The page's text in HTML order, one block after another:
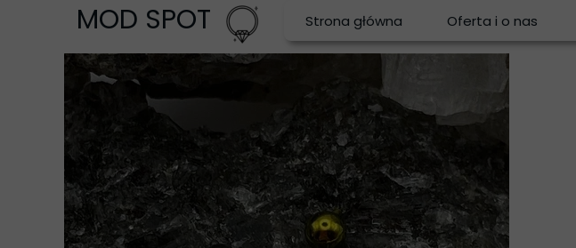
Strona główna Oferta i o nas
MOD SPOT